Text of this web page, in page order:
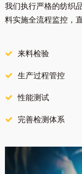
我们执行严格的纺织
料实施全流程监控，
来料检验
生产过程管控
性能测试
完善检测体系